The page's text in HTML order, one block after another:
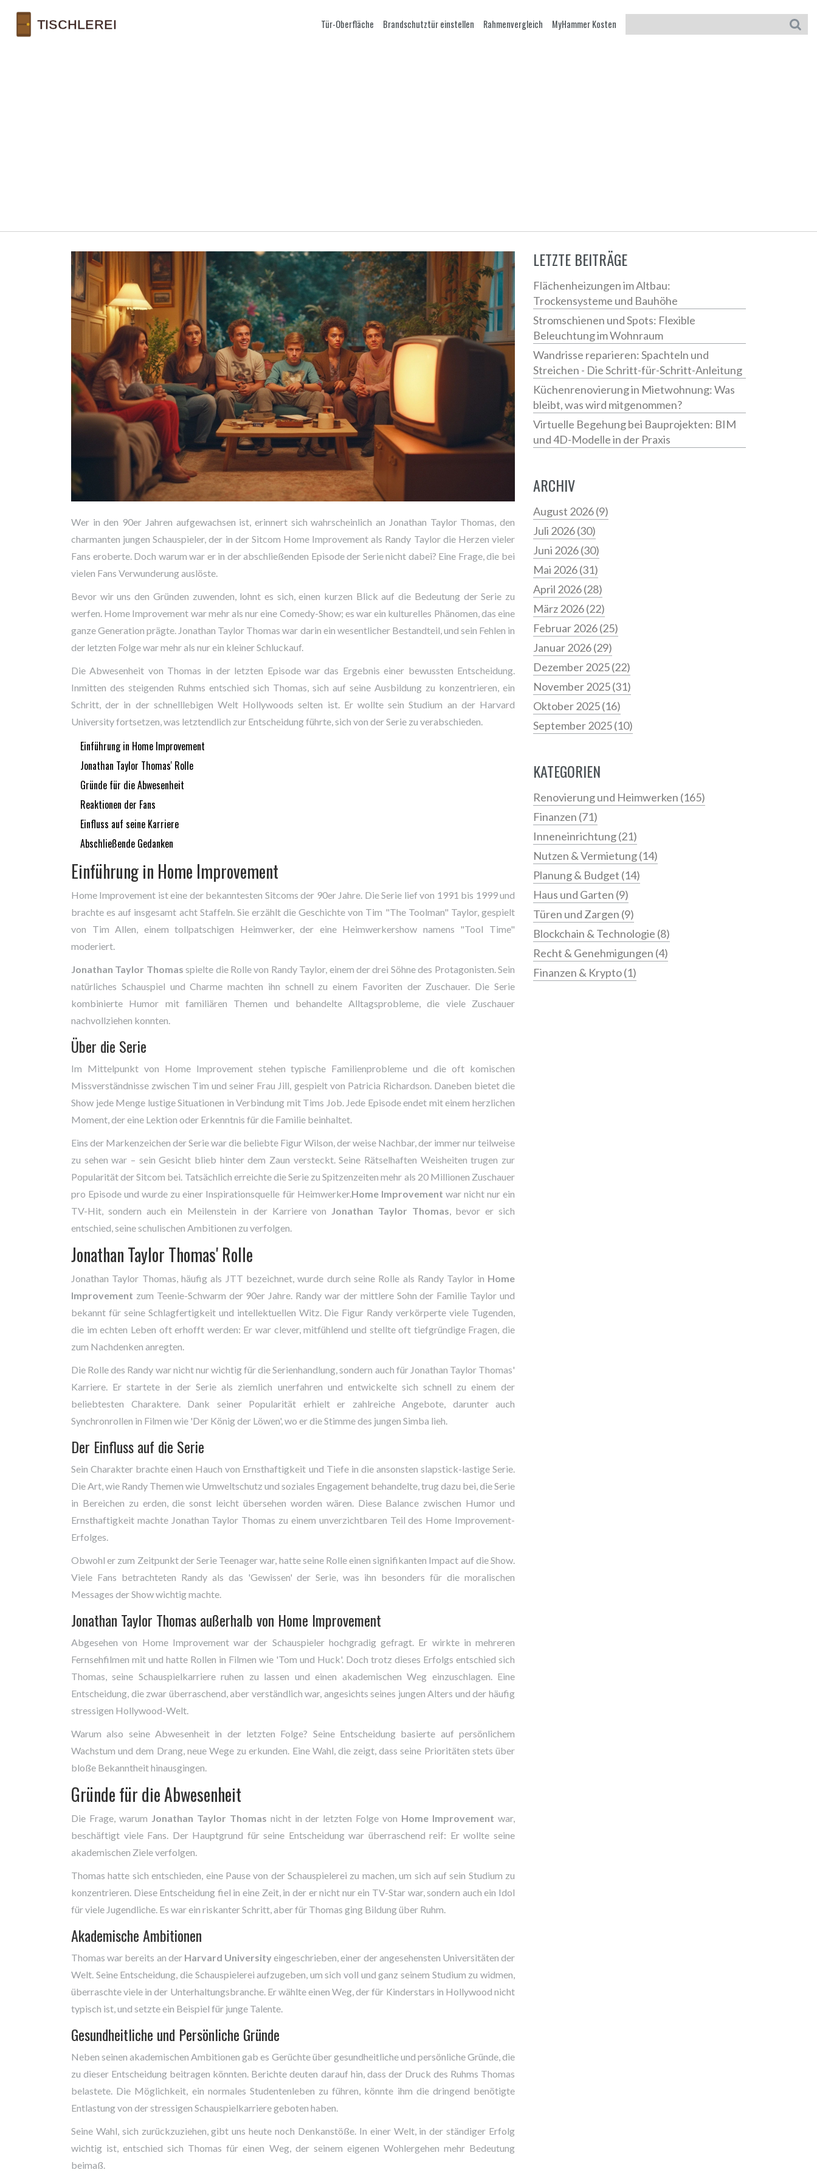
Tür-Oberfläche Brandschutztür einstellen Rahmenvergleich MyHammer Kosten
Wer in den 90er Jahren aufgewachsen ist, erinnert sich wahrscheinlich an Jonathan Taylor Thomas, den
charmanten jungen Schauspieler, der in der Sitcom Home Improvement als Randy Taylor die Herzen vieler
Fans eroberte. Doch warum war er in der abschließenden Episode der Serie nicht dabei? Eine Frage, die bei
vielen Fans Verwunderung auslöste.
Bevor wir uns den Gründen zuwenden, lohnt es sich, einen kurzen Blick auf die Bedeutung der Serie zu
werfen. Home Improvement war mehr als nur eine Comedy-Show; es war ein kulturelles Phänomen, das eine
ganze Generation prägte. Jonathan Taylor Thomas war darin ein wesentlicher Bestandteil, und sein Fehlen in
der letzten Folge war mehr als nur ein kleiner Schluckauf.
Die Abwesenheit von Thomas in der letzten Episode war das Ergebnis einer bewussten Entscheidung.
Inmitten des steigenden Ruhms entschied sich Thomas, sich auf seine Ausbildung zu konzentrieren, ein
Schritt, der in der schnelllebigen Welt Hollywoods selten ist. Er wollte sein Studium an der Harvard
University fortsetzen, was letztendlich zur Entscheidung führte, sich von der Serie zu verabschieden.
Einführung in Home Improvement
Jonathan Taylor Thomas' Rolle
Gründe für die Abwesenheit
Reaktionen der Fans
Einfluss auf seine Karriere
Abschließende Gedanken
Einführung in Home Improvement
Home Improvement ist eine der bekanntesten Sitcoms der 90er Jahre. Die Serie lief von 1991 bis 1999 und
brachte es auf insgesamt acht Staffeln. Sie erzählt die Geschichte von Tim "The Toolman" Taylor, gespielt
von Tim Allen, einem tollpatschigen Heimwerker, der eine Heimwerkershow namens "Tool Time"
moderiert.
Jonathan Taylor Thomas spielte die Rolle von Randy Taylor, einem der drei Söhne des Protagonisten. Sein
natürliches Schauspiel und Charme machten ihn schnell zu einem Favoriten der Zuschauer. Die Serie
kombinierte Humor mit familiären Themen und behandelte Alltagsprobleme, die viele Zuschauer
nachvollziehen konnten.
Über die Serie
Im Mittelpunkt von Home Improvement stehen typische Familienprobleme und die oft komischen
Missverständnisse zwischen Tim und seiner Frau Jill, gespielt von Patricia Richardson. Daneben bietet die
Show jede Menge lustige Situationen in Verbindung mit Tims Job. Jede Episode endet mit einem herzlichen
Moment, der eine Lektion oder Erkenntnis für die Familie beinhaltet.
Eins der Markenzeichen der Serie war die beliebte Figur Wilson, der weise Nachbar, der immer nur teilweise
zu sehen war – sein Gesicht blieb hinter dem Zaun versteckt. Seine Rätselhaften Weisheiten trugen zur
Popularität der Sitcom bei. Tatsächlich erreichte die Serie zu Spitzenzeiten mehr als 20 Millionen Zuschauer
pro Episode und wurde zu einer Inspirationsquelle für Heimwerker.Home Improvement war nicht nur ein
TV-Hit, sondern auch ein Meilenstein in der Karriere von
Jonathan Taylor Thomas , bevor er sich
entschied, seine schulischen Ambitionen zu verfolgen.
Jonathan Taylor Thomas' Rolle
Jonathan Taylor Thomas, häufig als JTT bezeichnet, wurde durch seine Rolle als Randy Taylor in Home
Improvement zum Teenie-Schwarm der 90er Jahre. Randy war der mittlere Sohn der Familie Taylor und
bekannt für seine Schlagfertigkeit und intellektuellen Witz. Die Figur Randy verkörperte viele Tugenden,
die im echten Leben oft erhofft werden: Er war clever, mitfühlend und stellte oft tiefgründige Fragen, die
zum Nachdenken anregten.
Die Rolle des Randy war nicht nur wichtig für die Serienhandlung, sondern auch für Jonathan Taylor Thomas'
Karriere. Er startete in der Serie als ziemlich unerfahren und entwickelte sich schnell zu einem der
beliebtesten Charaktere. Dank seiner Popularität erhielt er zahlreiche Angebote, darunter auch
Synchronrollen in Filmen wie 'Der König der Löwen', wo er die Stimme des jungen Simba lieh.
Der Einfluss auf die Serie
Sein Charakter brachte einen Hauch von Ernsthaftigkeit und Tiefe in die ansonsten slapstick-lastige Serie.
Die Art, wie Randy Themen wie Umweltschutz und soziales Engagement behandelte, trug dazu bei, die Serie
in Bereichen zu erden, die sonst leicht übersehen worden wären. Diese Balance zwischen Humor und
Ernsthaftigkeit machte Jonathan Taylor Thomas zu einem unverzichtbaren Teil des Home Improvement-
Erfolges.
Obwohl er zum Zeitpunkt der Serie Teenager war, hatte seine Rolle einen signifikanten Impact auf die Show.
Viele Fans betrachteten Randy als das 'Gewissen' der Serie, was ihn besonders für die moralischen
Messages der Show wichtig machte.
Jonathan Taylor Thomas außerhalb von Home Improvement
Abgesehen von Home Improvement war der Schauspieler hochgradig gefragt. Er wirkte in mehreren
Fernsehfilmen mit und hatte Rollen in Filmen wie 'Tom und Huck'. Doch trotz dieses Erfolgs entschied sich
Thomas, seine Schauspielkarriere ruhen zu lassen und einen akademischen Weg einzuschlagen. Eine
Entscheidung, die zwar überraschend, aber verständlich war, angesichts seines jungen Alters und der häufig
stressigen Hollywood-Welt.
Warum also seine Abwesenheit in der letzten Folge? Seine Entscheidung basierte auf persönlichem
Wachstum und dem Drang, neue Wege zu erkunden. Eine Wahl, die zeigt, dass seine Prioritäten stets über
bloße Bekanntheit hinausgingen.
Gründe für die Abwesenheit
Die Frage, warum Jonathan Taylor Thomas nicht in der letzten Folge von Home Improvement war,
beschäftigt viele Fans. Der Hauptgrund für seine Entscheidung war überraschend reif: Er wollte seine
akademischen Ziele verfolgen.
Thomas hatte sich entschieden, eine Pause von der Schauspielerei zu machen, um sich auf sein Studium zu
konzentrieren. Diese Entscheidung fiel in eine Zeit, in der er nicht nur ein TV-Star war, sondern auch ein Idol
für viele Jugendliche. Es war ein riskanter Schritt, aber für Thomas ging Bildung über Ruhm.
Akademische Ambitionen
Thomas war bereits an der Harvard University eingeschrieben, einer der angesehensten Universitäten der
Welt. Seine Entscheidung, die Schauspielerei aufzugeben, um sich voll und ganz seinem Studium zu widmen,
überraschte viele in der Unterhaltungsbranche. Er wählte einen Weg, der für Kinderstars in Hollywood nicht
typisch ist, und setzte ein Beispiel für junge Talente.
Gesundheitliche und Persönliche Gründe
Neben seinen akademischen Ambitionen gab es Gerüchte über gesundheitliche und persönliche Gründe, die
zu dieser Entscheidung beitragen könnten. Berichte deuten darauf hin, dass der Druck des Ruhms Thomas
belastete. Die Möglichkeit, ein normales Studentenleben zu führen, könnte ihm die dringend benötigte
Entlastung von der stressigen Schauspielkarriere geboten haben.
Seine Wahl, sich zurückzuziehen, gibt uns heute noch Denkanstöße. In einer Welt, in der ständiger Erfolg
wichtig ist, entschied sich Thomas für einen Weg, der seinem eigenen Wohlergehen mehr Bedeutung
beimaß.
LETZTE BEITRÄGE
Flächenheizungen im Altbau:
Trockensysteme und Bauhöhe
Stromschienen und Spots: Flexible
Beleuchtung im Wohnraum
Wandrisse reparieren: Spachteln und
Streichen - Die Schritt-für-Schritt-Anleitung
Küchenrenovierung in Mietwohnung: Was
bleibt, was wird mitgenommen?
Virtuelle Begehung bei Bauprojekten: BIM
und 4D-Modelle in der Praxis
ARCHIV
August 2026(9)
Juli 2026(30)
Juni 2026(30)
Mai 2026(31)
April 2026(28)
März 2026(22)
Februar 2026(25)
Januar 2026(29)
Dezember 2025(22)
November 2025(31)
Oktober 2025(16)
September 2025(10)
KATEGORIEN
Renovierung und Heimwerken (165)
Finanzen (71)
Inneneinrichtung(21)
Nutzen & Vermietung(14)
Planung & Budget (14)
Haus und Garten (9)
Türen und Zargen (9)
Blockchain & Technologie (8)
Recht & Genehmigungen (4)
Finanzen & Krypto(1)